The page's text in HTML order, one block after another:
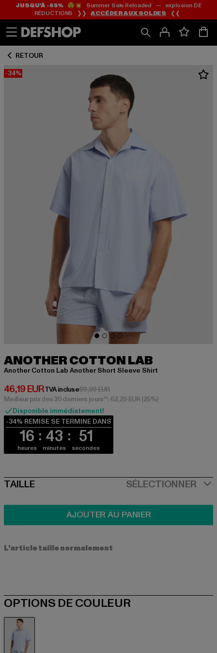
Passer
au
Passer
au
de
JUSQU’À -65%😲💥 Summer Sale Reloaded — explosion DE
RÉDUCTIONS ❯❯ACCÉDER AUX SOLDES ❮❮
RETOUR
-34%
ANOTHER COTTON LAB
Another Cotton Lab Another Short Sleeve Shirt
46,19 EUR
Prix courant: 46,19 EUR
TVA incluse69,99 EURPrix en promotion: 69,99 EUR
Meilleur prix des 30 derniers jours**: 62,29 EUR (25%)
Disponible immédiatement!
-34% REMISE SE TERMINE DANS
16
heures
43
minutes
51
secondes
SIZE
TAILLE SÉLECTIONNER
AJOUTER AU PANIER
L'article taille normalement
OPTIONS DE COULEUR